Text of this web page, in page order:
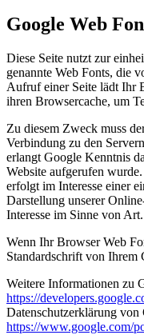
Google Web
Diese Seite nutzt zur
genannte Web Fonts, die
Aufruf einer Seite lädt Ihr
ihren Browsercache, um
Zu diesem Zweck muss
Verbindung zu den
erlangt Google Kenntnis
Website aufgerufen
erfolgt im Interesse einer
Darstellung unserer
Interesse im Sinne von
Wenn Ihr Browser Web
Standardschrift von Ihrem
Weitere Informationen zu
https://
Datenschutzerklärung von
https://www.google.com/